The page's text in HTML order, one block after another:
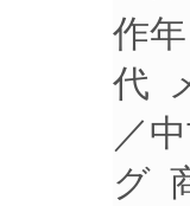
作
代
／
グ